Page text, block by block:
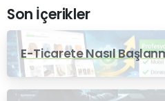
Son İçerikler
E-Ticarete Nasıl